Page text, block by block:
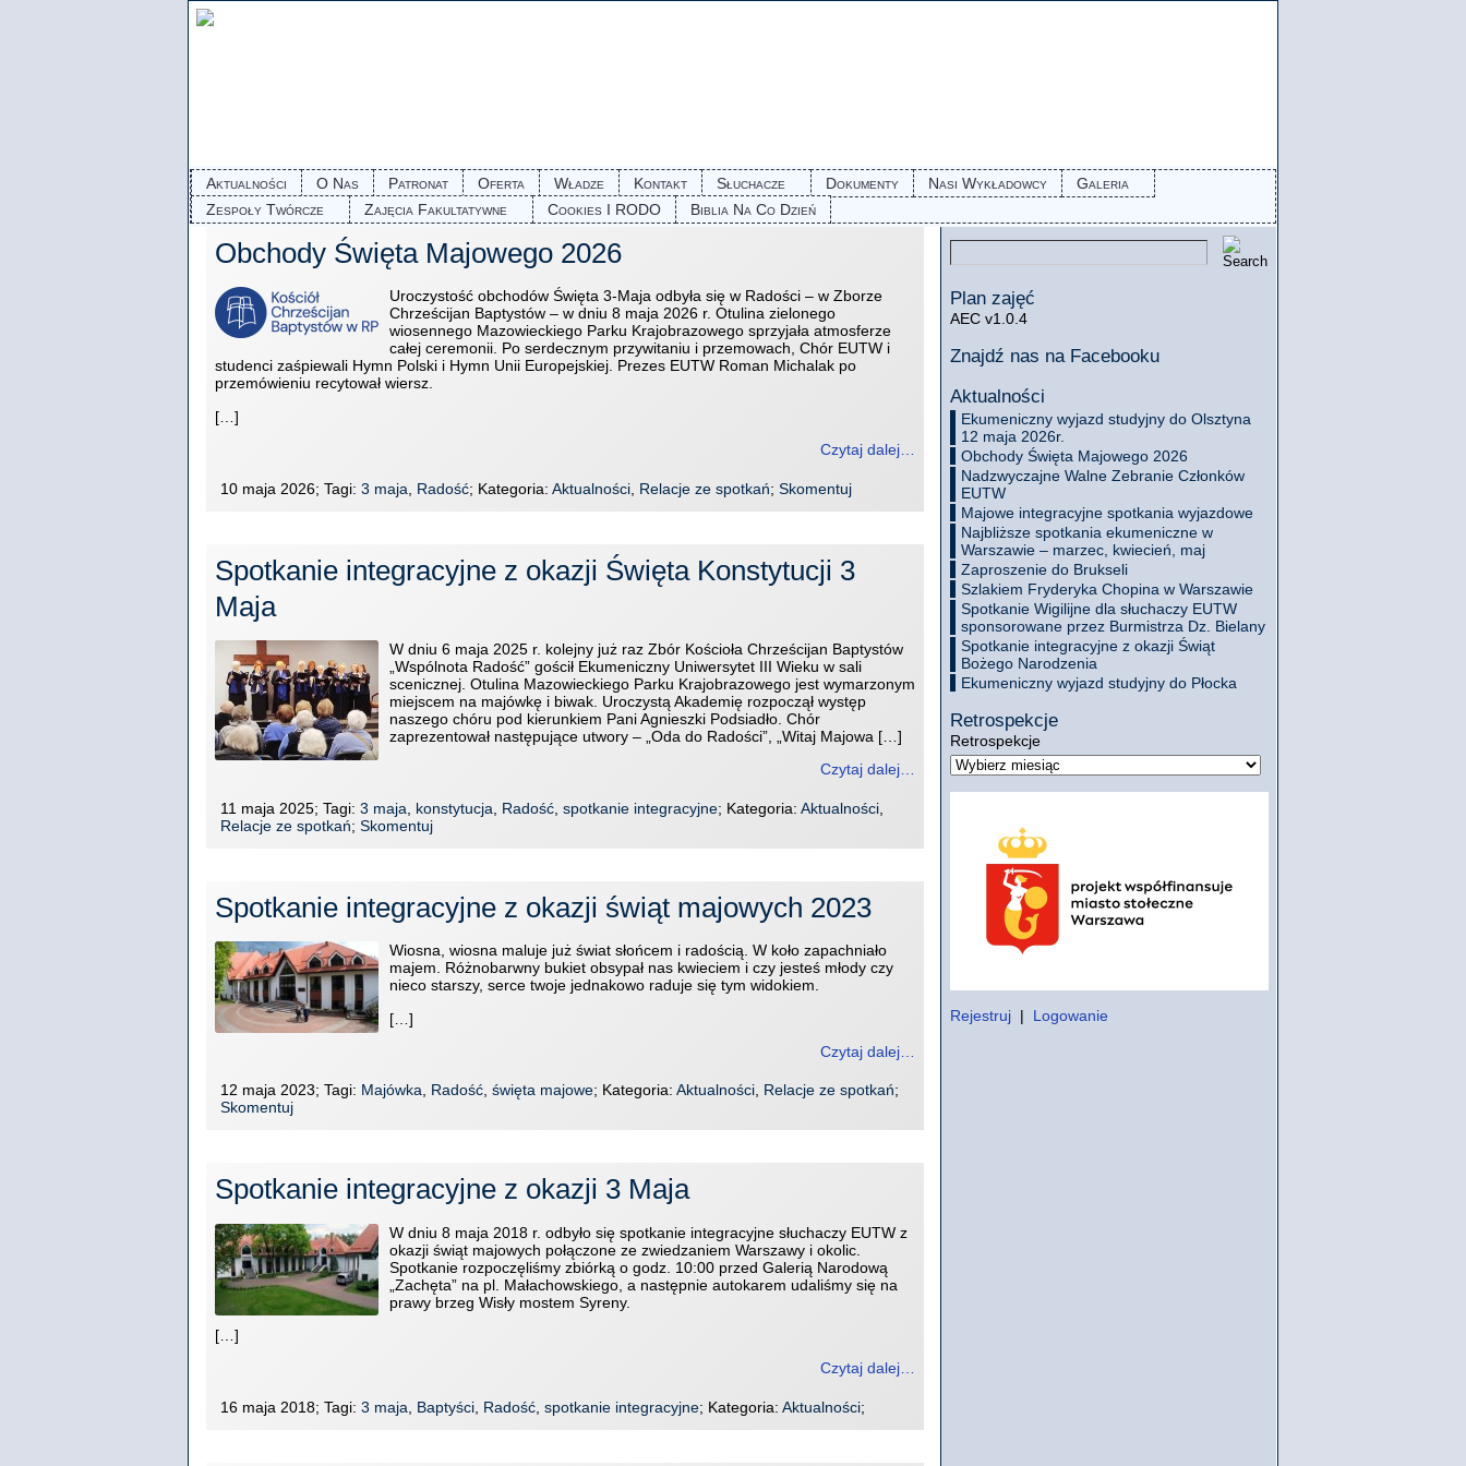
Aktualności O Nas Patronat Oferta Władze Kontakt Słuchacze Dokumenty Nasi Wykładowcy
Galeria
Zespoły Twórcze
Zajęcia Fakultatywne Cookies I RODO Biblia Na Co Dzień
Obchody Święta Majowego 2026
Uroczystość obchodów Święta 3-Maja odbyła się w Radości – w Zborze
Chrześcijan Baptystów – w dniu 8 maja 2026 r. Otulina zielonego
wiosennego Mazowieckiego Parku Krajobrazowego sprzyjała atmosferze
całej ceremonii. Po serdecznym przywitaniu i przemowach, Chór EUTW i
studenci zaśpiewali Hymn Polski i Hymn Unii Europejskiej. Prezes EUTW Roman Michalak po
przemówieniu recytował wiersz.
[…]
Czytaj dalej…
10 maja 2026; Tagi: 3 maja Radość; Kategoria: Aktualności Relacje ze spotkań; Skomentuj
Spotkanie integracyjne z okazji Święta Konstytucji 3
Maja
W dniu 6 maja 2025 r. kolejny już raz Zbór Kościoła Chrześcijan Baptystów
„Wspólnota Radość” gościł Ekumeniczny Uniwersytet III Wieku w sali
scenicznej. Otulina Mazowieckiego Parku Krajobrazowego jest wymarzonym
miejscem na majówkę i biwak. Uroczystą Akademię rozpoczął występ
naszego chóru pod kierunkiem Pani Agnieszki Podsiadło. Chór
zaprezentował następujące utwory – „Oda do Radości”, „Witaj Majowa […]
Czytaj dalej…
11 maja 2025; Tagi: 3 maja konstytucja Radość spotkanie integracyjne; Kategoria: Aktualności
Relacje ze spotkań; Skomentuj
Spotkanie integracyjne z okazji świąt majowych 2023
Wiosna, wiosna maluje już świat słońcem i radością. W koło zapachniało
majem. Różnobarwny bukiet obsypał nas kwieciem i czy jesteś młody czy
nieco starszy, serce twoje jednakowo raduje się tym widokiem.
[…]
Czytaj dalej…
12 maja 2023; Tagi: Majówka, Radość, święta majowe; Kategoria: Aktualności, Relacje ze spotkań;
Skomentuj
Spotkanie integracyjne z okazji 3 Maja
W dniu 8 maja 2018 r. odbyło się spotkanie integracyjne słuchaczy EUTW z
okazji świąt majowych połączone ze zwiedzaniem Warszawy i okolic.
Spotkanie rozpoczęliśmy zbiórką o godz. 10:00 przed Galerią Narodową
„Zachęta” na pl. Małachowskiego, a następnie autokarem udaliśmy się na
prawy brzeg Wisły mostem Syreny.
[…]
Czytaj dalej…
16 maja 2018; Tagi: 3 maja Baptyści Radość spotkanie integracyjne; Kategoria: Aktualności;
Plan zajęć
AEC v1.0.4
Znajdź nas na Facebooku
Aktualności
Ekumeniczny wyjazd studyjny do Olsztyna
12 maja 2026r.
Obchody Święta Majowego 2026
Nadzwyczajne Walne Zebranie Członków
EUTW
Majowe integracyjne spotkania wyjazdowe
Najbliższe spotkania ekumeniczne w
Warszawie – marzec, kwiecień, maj
Zaproszenie do Brukseli
Szlakiem Fryderyka Chopina w Warszawie
Spotkanie Wigilijne dla słuchaczy EUTW
sponsorowane przez Burmistrza Dz. Bielany
Spotkanie integracyjne z okazji Świąt
Bożego Narodzenia
Ekumeniczny wyjazd studyjny do Płocka
Retrospekcje
Retrospekcje
Rejestruj | Logowanie